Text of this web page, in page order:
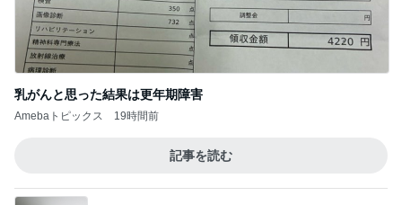
8歳次男の初ひとり旅でのトラブル
Amebaトピックス